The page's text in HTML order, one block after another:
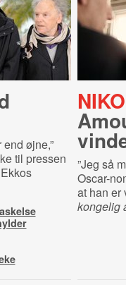
øjne,”
til pressen
”Jeg så
Oscar-
at han
kongelig